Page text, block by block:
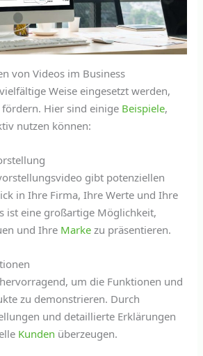
von Videos im Business
Weise eingesetzt werden,
Hier sind einige Beispiele,
nutzen können:
gibt potenziellen
in Ihre Firma, Ihre Werte und Ihre
ist eine großartige Möglichkeit,
und Ihre Marke zu präsentieren.
um die Funktionen und
zu demonstrieren. Durch
und detaillierte Erklärungen
Kunden überzeugen.